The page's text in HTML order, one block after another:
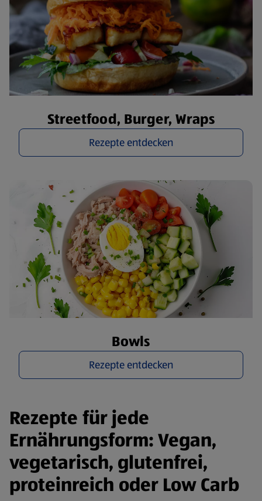
Streetfood, Burger, Wraps
Rezepte entdecken
Bowls
Rezepte entdecken
Rezepte für jede
Ernährungsform: Vegan,
vegetarisch, glutenfrei,
proteinreich oder Low Carb